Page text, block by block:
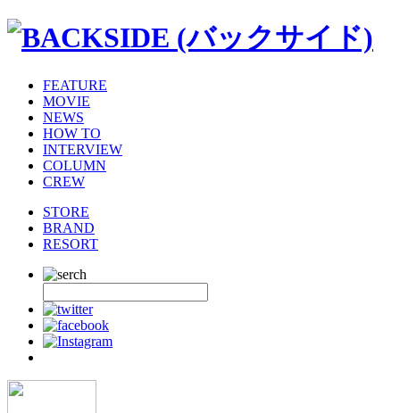
FEATURE
MOVIE
NEWS
HOW TO
INTERVIEW
COLUMN
CREW
STORE
BRAND
RESORT